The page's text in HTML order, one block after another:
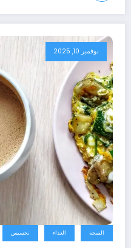
نوفمبر 10, 2025
الصحة الغذاء تخسيس